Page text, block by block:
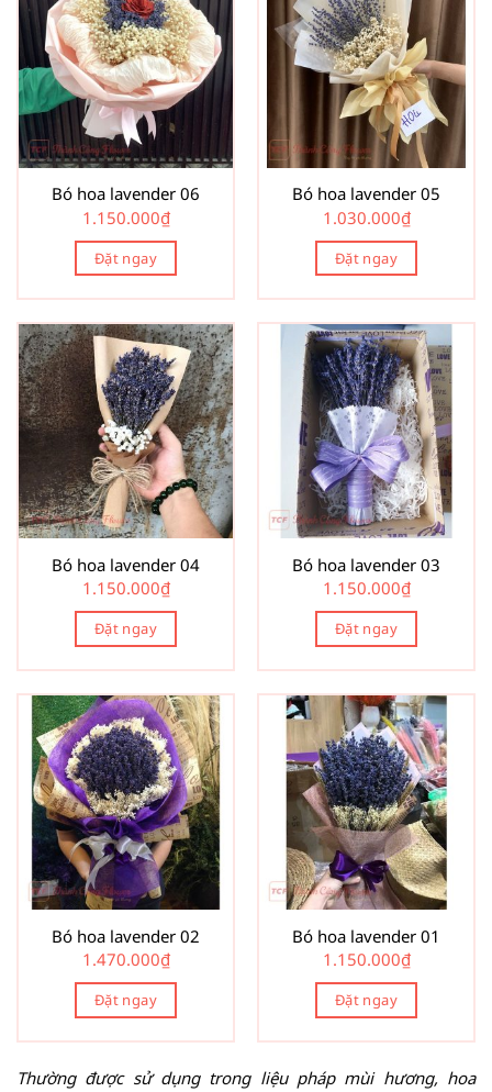
Bó hoa lavender 06
1.150.000₫
Đặt ngay
Bó hoa lavender 05
1.030.000₫
Đặt ngay
Bó hoa lavender 04
1.150.000₫
Đặt ngay
Bó hoa lavender 03
1.150.000₫
Đặt ngay
Bó hoa lavender 02
1.470.000₫
Đặt ngay
Bó hoa lavender 01
1.150.000₫
Đặt ngay
Thường được sử dụng trong liệu pháp mùi hương, hoa